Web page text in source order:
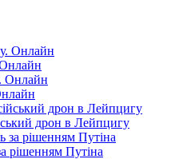
Онлайн
дрон в Лейпцигу
рішенням Путіна